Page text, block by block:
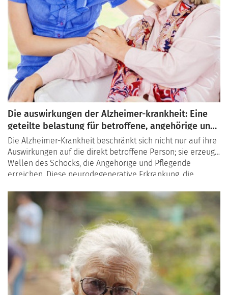
Die auswirkungen der Alzheimer-krankheit: Eine
geteilte belastung für betroffene, angehörige und
pflegende
Die Alzheimer-Krankheit beschränkt sich nicht nur auf ihre
Auswirkungen auf die direkt betroffene Person; sie erzeugt
Wellen des Schocks, die Angehörige und Pflegende
erreichen. Diese neurodegenerative Erkrankung, die
beeinträchtigt, legt einen emotionalen und praktischen
Ballast auf alle, die den Patienten umgeben.